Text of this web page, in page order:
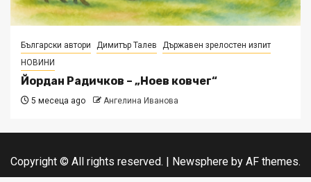
Български автори Димитър Талев
Държавен зрелостен изпит
НОВИНИ
Йордан Радичков – „Ноев ковчег“
5 месеца ago Ангелина Иванова
Copyright © All rights reserved. | Newsphere by AF themes.